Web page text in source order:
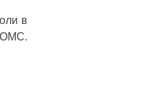
в
ОМС.